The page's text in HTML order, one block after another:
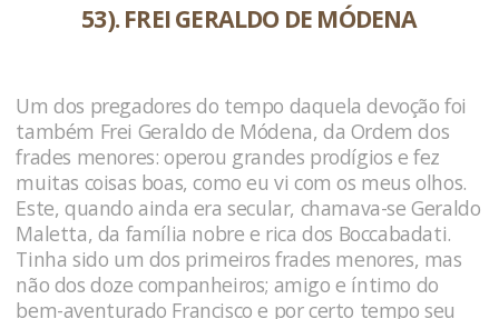
53). FREI GERALDO DE MÓDENA
Um dos pregadores do tempo daquela devoção foi
também Frei Geraldo de Módena, da Ordem dos
frades menores: operou grandes prodígios e fez
muitas coisas boas, como eu vi com os meus olhos.
Este, quando ainda era secular, chamava-se Geraldo
Maletta, da família nobre e rica dos Boccabadati.
Tinha sido um dos primeiros frades menores, mas
não dos doze companheiros; amigo e íntimo do
bem-aventurado Francisco e por certo tempo seu